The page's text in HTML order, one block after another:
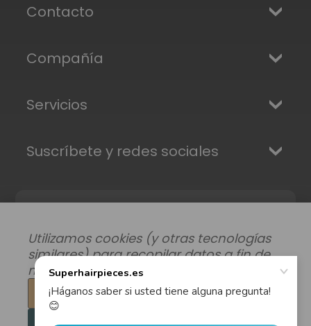
Contacto
Compañía
Servicios
Suscríbete y redes sociales
Envíos, Devoluciones y Garantía | Privacidad |
Utilizamos cookies (y otras tecnologías
similares) para recopilar datos a fin de
mejorar su experiencia de compra.
Configuración